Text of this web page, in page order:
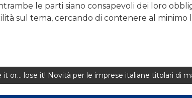
le parti siano consapevoli dei loro
sul tema, cercando di contenere al minimo
it or… lose it! Novità per le imprese italiane titolari di